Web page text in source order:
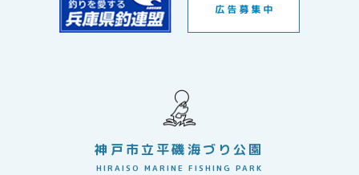
神戸市立平磯海づり公園
HIRAISO MARINE FISHING PARK